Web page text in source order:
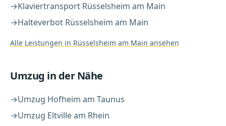
→Klaviertransport Rüsselsheim am Main
→Halteverbot Rüsselsheim am Main
Alle Leistungen in Rüsselsheim am Main ansehen
Umzug in der Nähe
→Umzug Hofheim am Taunus
→Umzug Eltville am Rhein